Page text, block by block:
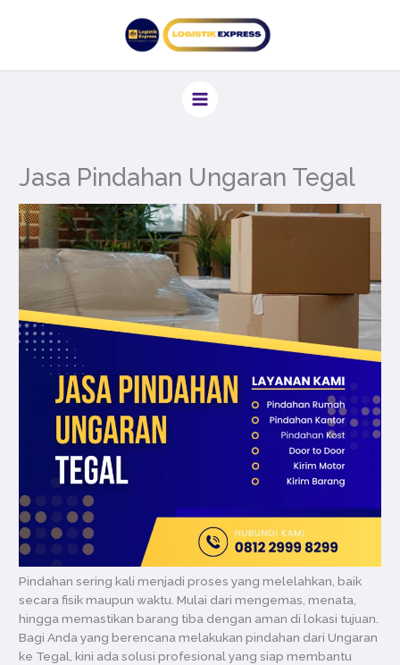
Jasa Pindahan Ungaran Tegal
Pindahan sering kali menjadi proses yang melelahkan, baik
secara fisik maupun waktu. Mulai dari mengemas, menata,
hingga memastikan barang tiba dengan aman di lokasi tujuan.
Bagi Anda yang berencana melakukan pindahan dari Ungaran
ke Tegal, kini ada solusi profesional yang siap membantu